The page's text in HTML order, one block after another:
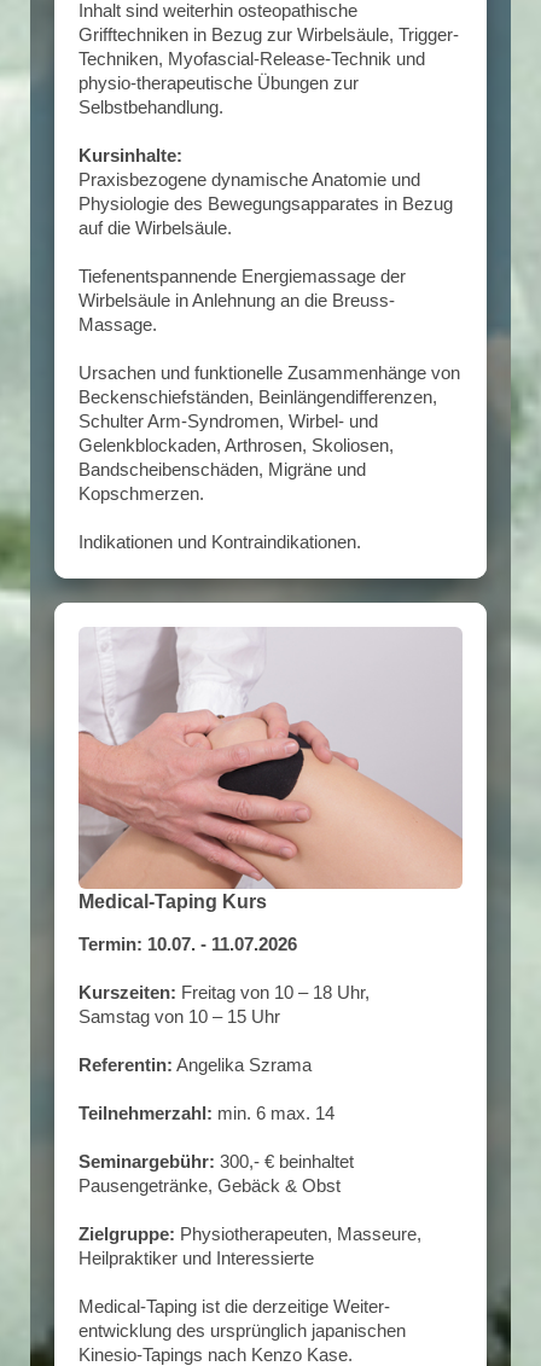
Inhalt sind weiterhin osteopathische
Grifftechniken in Bezug zur Wirbelsäule, Trigger-
Techniken, Myofascial-Release-Technik und
physio-therapeutische Übungen zur
Selbstbehandlung.
Kursinhalte:
Praxisbezogene dynamische Anatomie und
Physiologie des Bewegungsapparates in Bezug
auf die Wirbelsäule.
Tiefenentspannende Energiemassage der
Wirbelsäule in Anlehnung an die Breuss-
Massage.
Ursachen und funktionelle Zusammenhänge von
Beckenschiefständen, Beinlängendifferenzen,
Schulter Arm-Syndromen, Wirbel- und
Gelenkblockaden, Arthrosen, Skoliosen,
Bandscheibenschäden, Migräne und
Kopschmerzen.
Indikationen und Kontraindikationen.
Medical-Taping Kurs
Termin: 10.07. - 11.07.2026
Kurszeiten: Freitag von 10 – 18 Uhr,
Samstag von 10 – 15 Uhr
Referentin: Angelika Szrama
Teilnehmerzahl: min. 6 max. 14
Seminargebühr: 300,- € beinhaltet
Pausengetränke, Gebäck & Obst
Zielgruppe: Physiotherapeuten, Masseure,
Heilpraktiker und Interessierte
Medical-Taping ist die derzeitige Weiter-
entwicklung des ursprünglich japanischen
Kinesio-Tapings nach Kenzo Kase.